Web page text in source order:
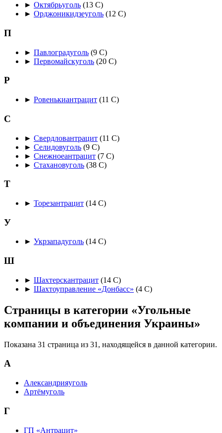
► Октябрьуголь (13 С)
► Орджоникидзеуголь (12 С)
П
► Павлоградуголь (9 С)
► Первомайскуголь (20 С)
Р
► Ровенькиантрацит (11 С)
С
► Свердловантрацит (11 С)
► Селидовуголь (9 С)
► Снежноеантрацит (7 С)
► Стахановуголь (38 С)
Т
► Торезантрацит (14 С)
У
► Укрзападуголь (14 С)
Ш
► Шахтерскантрацит (14 С)
► Шахтоуправление «Донбасс» (4 С)
Страницы в категории «Угольные
компании и объединения Украины»
Показана 31 страница из 31, находящейся в данной категории.
А
Александрияуголь
Артёмуголь
Г
ГП «Антрацит»